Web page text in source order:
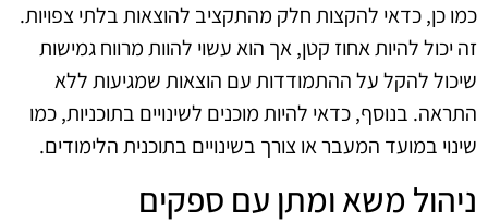
כמו כן, כדאי להקצות חלק מהתקציב להוצאות בלתי צפויות.
זה יכול להיות אחוז קטן, אך הוא עשוי להוות מרווח גמישות
שיכול להקל על ההתמודדות עם הוצאות שמגיעות ללא
התראה. בנוסף, כדאי להיות מוכנים לשינויים בתוכניות, כמו
שינוי במועד המעבר או צורך בשינויים בתוכנית הלימודים.
ניהול משא ומתן עם ספקים